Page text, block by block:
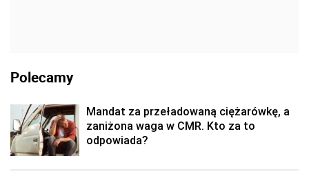
Polecamy
Mandat za przeładowaną ciężarówkę, a
zaniżona waga w CMR. Kto za to
odpowiada?